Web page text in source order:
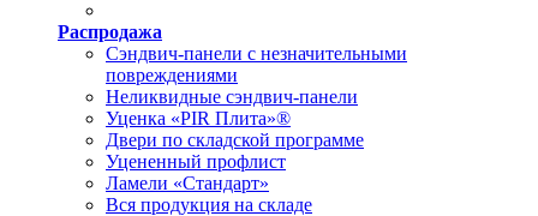
Распродажа
Сэндвич-панели с незначительными
повреждениями
Неликвидные сэндвич-панели
Уценка «PIR Плита»®
Двери по складской программе
Уцененный профлист
Ламели «Стандарт»
Вся продукция на складе